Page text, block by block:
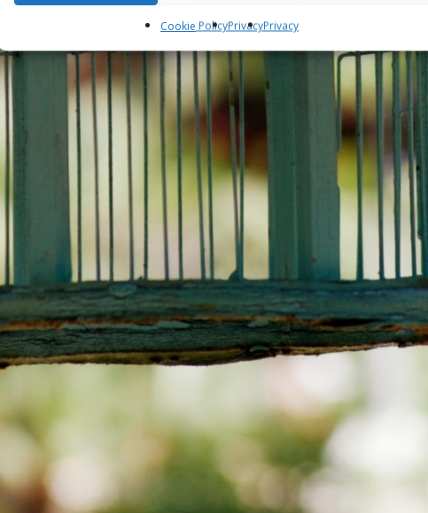
Cookie PolicyPrivacyPrivacy